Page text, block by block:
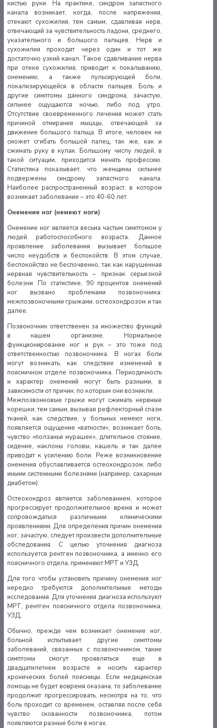
кистью руки. На практике, синдром запястного
канала возникает, когда, после напряжения,
отекают сухожилия, тем самым, сдавливая нерв,
отвечающий за чувствительность ладони, среднего,
указательного и большого пальцев. Нерв и
сухожилия проходят через один и тот же
достаточно узкий канал. Такое сдавливание нерва
при отеке сухожилия, приводит к покалыванию,
онемению, а также пульсирующей боли,
локализирующейся в области пальцев. Боль и
другие симптомы данного синдрома, зачастую,
сильнее ощущаются ночью, либо под утро.
Отсутствие своевременного лечения может стать
причиной отмирания мышцы, отвечающей за
движение большого пальца. В итоге, человек не
сможет сгибать большой палец, так же, как и
сжимать руку в кулак. Большому числу людей, в
такой ситуации, приходится менять профессию.
Статистика показывает, что женщины сильнее
подвержены синдрому запястного канала.
Наиболее распространенный возраст, в котором
возникает заболевание – это 40-60 лет.
Онемение ног (немеют ноги)
Онемение ног является весьма частым симптомом у
людей работоспособного возраста. Данное
проявление заболевания вызывает большое
число неудобств и беспокойств. В этом случае,
беспокойство не беспочвенно, так как нарушенная
нервная чувствительность – признак серьезной
болезни. По статистике, 90 процентов онемений
ног вызвано проблемами позвоночника:
межпозвоночными грыжами, остеохондрозом и так
далее.
Позвоночник ответственен за множество функций
в нашем организме. Нормальное
функционирование ног и рук – это тоже под
ответственностью позвоночника. В ногах боли
могут возникать, как следствие изменений в
поясничном отделе позвоночника. Периодичность
и характер онемений могут быть разными, в
зависимости от причин, по которым они возникли.
Межпозвонковые грыжи могут сжимать нервные
корешки, тем самым, вызывая рефлекторный спазм
тканей, как следствие, у больных немеют ноги,
появляется ощущение «ватности», возникает боль,
чувство «ползанья мурашек», длительное стояние,
сидение, наклоны головы, кашель и так далее
приводят к усилению боли. Реже возникновение
онемения обуславливается остеохондрозом, либо
иными системными болезнями (например, сахарным
диабетом).
Остеохондроз является заболеванием, которое
прогрессирует продолжительное время и может
сопровождаться различными клиническими
проявлениями. Для определения причин онемения
ног, зачастую, следует произвести дополнительные
обследования. С целью уточнения диагноза
используется рентген позвоночника, а именно его
поясничного отдела, применяют МРТ и УЗД.
Для того чтобы установить причину онемения ног
нередко требуются дополнительные методы
исследования. Для уточнения диагноза используют
МРТ, рентген поясничного отдела позвоночника,
УЗД.
Обычно, прежде чем возникает онемение ног,
больной испытывает другие симптомы
заболеваний, связанных с позвоночником, такие
симптомы смогут проявляться еще в
двадцатилетнем возрасте и носить характер
хронических болей поясницы. Если медицинская
помощь не будет вовремя оказана, то заболевание
продолжит прогрессировать, несмотря на то, что
боль проходит со временем, оставляя после себя
чувство скованности позвоночника, потом
появляются разные боли в ногах.